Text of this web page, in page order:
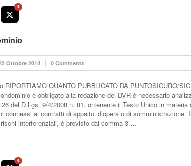
0
Ottobre 2014 0 Comments
RIPORTIAMO QUANTO PUBBLICATO DA PUNTOSICURO/
è obbligato alla redazione del DVR è necessario
26 del D.Lgs. 9/4/2008 n. 81, ontenente il Testo Unico in
connessi ai contratti di appalto, d’opera o di somministrazione.
interferenziali, è previsto dal comma 3 …
0